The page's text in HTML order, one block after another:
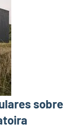
sobre